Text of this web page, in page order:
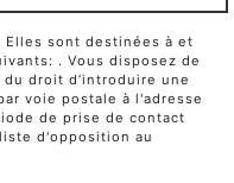
sont destinées à et
. Vous disposez de
droit d’introduire une
voie postale à l'adresse
de prise de contact
d'opposition au